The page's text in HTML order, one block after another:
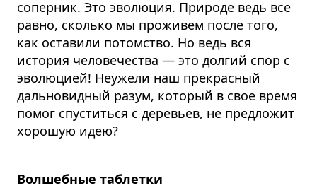
соперник. Это эволюция. Природе ведь все
равно, сколько мы проживем после того,
как оставили потомство. Но ведь вся
история человечества — это долгий спор с
эволюцией! Неужели наш прекрасный
дальновидный разум, который в свое время
помог спуститься с деревьев, не предложит
хорошую идею?
Волшебные таблетки